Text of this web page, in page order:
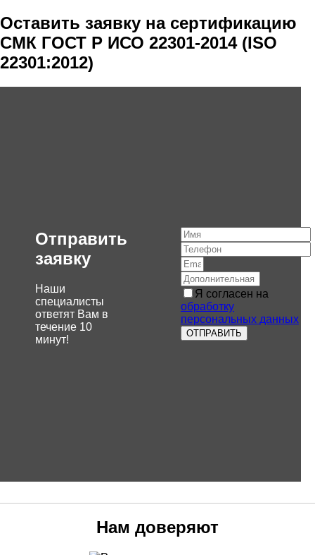
Оставить заявку на сертификацию
СМК ГОСТ Р ИСО 22301-2014 (ISO
22301:2012)
Отправить
заявку
Наши
специалисты
ответят Вам в
течение 10
минут!
Я согласен на
обработку
персональных данных
ОТПРАВИТЬ
Нам доверяют